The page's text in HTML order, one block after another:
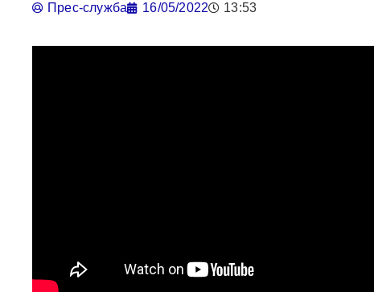
Прес-служба 16/05/2022 13:53